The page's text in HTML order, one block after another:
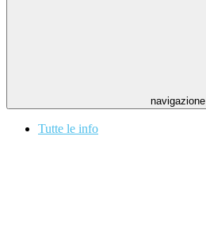
navigazione
Tutte le info